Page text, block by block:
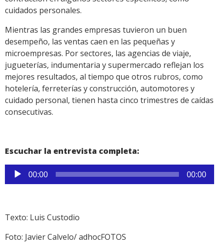
cuidados personales.
Mientras las grandes empresas tuvieron un buen
desempeño, las ventas caen en las pequeñas y
microempresas. Por sectores, las agencias de viaje,
jugueterías, indumentaria y supermercado reflejan los
mejores resultados, al tiempo que otros rubros, como
hotelería, ferreterías y construcción, automotores y
cuidado personal, tienen hasta cinco trimestres de caídas
consecutivas.
Escuchar la entrevista completa:
Reproductor
de
00:00 00:00
Texto: Luis Custodio
Foto: Javier Calvelo/ adhocFOTOS